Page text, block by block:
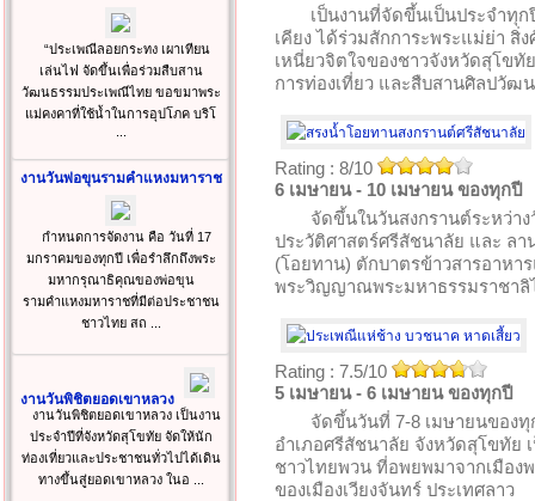
“ประเพณีลอยกระทง เผาเทียน
เล่นไฟ จัดขึ้นเพื่อร่วมสืบสาน
วัฒนธรรมประเพณีไทย ขอขมาพระ
แม่คงคาที่ใช้น้ำในการอุปโภค บริโ
งานวันพ่อขุนรามคำแหงมหาราช
กำหนดการจัดงาน คือ วันที่ 17
มกราคมของทุกปี เพื่อรำลึกถึงพระ
มหากรุณาธิคุณของพ่อขุน
รามคำแหงมหาราชที่มีต่อประชาชน
ชาวไทย สถ ...
งานวันพิชิตยอดเขาหลวง
งานวันพิชิตยอดเขาหลวง เป็นงาน
ประจำปีที่จังหวัดสุโขทัย จัดให้นัก
ท่องเที่ยวและประชาชนทั่วไปได้เดิน
ทางขึ้นสู่ยอดเขาหลวง ในอ ...
เป็นงานที่จัดขึ้นเป็นประจำทุ
เคียง ได้ร่วมสักการะพระแม่ย่า สิ่
เหนี่ยวจิตใจของชาวจังหวัดสุโข
การท่องเที่ยว และสืบสานศิลปวัฒ
Rating : 8/10
6 เมษายน - 10 เมษายน ของทุกปี
จัดขึ้นในวันสงกรานต์ระหว่า
ประวัติศาสตร์ศรีสัชนาลัย และ ล
(โอยทาน) ตักบาตรข้าวสารอาหา
พระวิญญาณพระมหาธรรมราชาลิ
Rating : 7.5/10
5 เมษายน - 6 เมษายน ของทุกปี
จัดขึ้นวันที่ 7-8 เมษายนของ
อำเภอศรีสัชนาลัย จังหวัดสุโขทัย
ชาวไทยพวน ที่อพยพมาจากเมือง
ของเมืองเวียงจันทร์ ประเทศลาว